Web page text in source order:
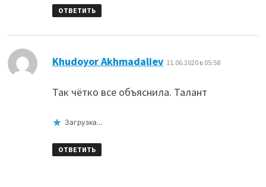
ОТВЕТИТЬ
Khudoyor Akhmadaliev: 11.06.2020 в 05:58
Так чётко все объяснила. Талант
Загрузка...
ОТВЕТИТЬ